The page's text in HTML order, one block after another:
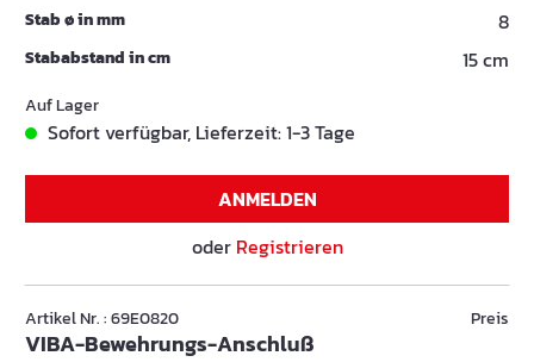
Stab ø in mm 8
Stababstand in cm 15 cm
Auf Lager
Sofort verfügbar, Lieferzeit: 1-3 Tage
ANMELDEN
oder Registrieren
Artikel Nr. : 69E0820
VIBA-Bewehrungs-Anschluß
Preis